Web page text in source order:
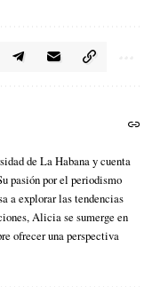
de La Habana y cuenta
pasión por el periodismo
a explorar las tendencias
Alicia se sumerge en
ofrecer una perspectiva